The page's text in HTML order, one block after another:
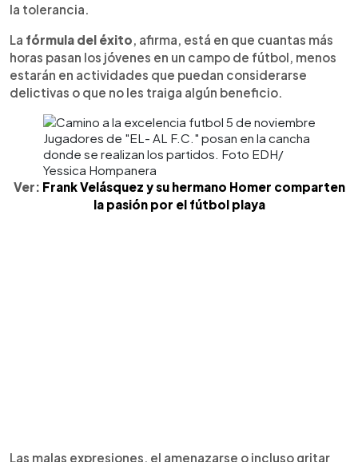
la tolerancia.
La fórmula del éxito, afirma, está en que cuantas más
horas pasan los jóvenes en un campo de fútbol, menos
estarán en actividades que puedan considerarse
delictivas o que no les traiga algún beneficio.
Jugadores de "EL- AL F.C." posan en la cancha
donde se realizan los partidos. Foto EDH/
Yessica Hompanera
Ver: Frank Velásquez y su hermano Homer comparten
la pasión por el fútbol playa
Las malas expresiones, el amenazarse o incluso gritar